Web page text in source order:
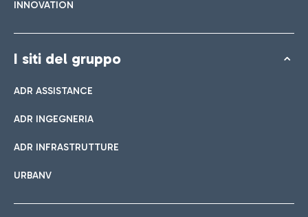
INNOVATION
I siti del gruppo
ADR ASSISTANCE
ADR INGEGNERIA
ADR INFRASTRUTTURE
URBANV